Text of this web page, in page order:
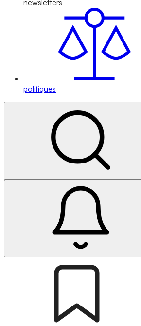
newsletters
politiques